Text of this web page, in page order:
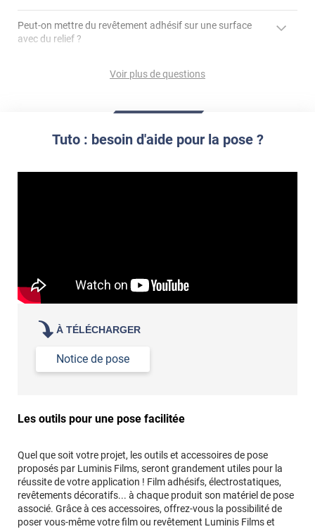
Utiliser une solution de dépose pour annuler l'action de la
S'aider d'un décapeur thermique : la colle va ramollir le film
Peut-on mettre du revêtement adhésif sur une surface
avec du relief ?
faire appel à un
Peut-on mettre du revêtement adhésif sur du carrelage
Lisser la surface avec un enduit de lissage au préalable
Comment poser du revêtement adhésif dans les angles
Réussir la pose d'un revêtement adhésif dans les angles. »
Voir plus de questions
Tuto : besoin d'aide pour la pose ?
À TÉLÉCHARGER
Notice de pose
Les outils pour une pose facilitée
Quel que soit votre projet, les outils et accessoires de pose
proposés par Luminis Films, seront grandement utiles pour la
réussite de votre application ! Film adhésifs, électrostatiques,
revêtements décoratifs... à chaque produit son matériel de pose
associé. Grâce à ces accessoires, offrez-vous la possibilité de
poser vous-même votre film ou revêtement Luminis Films et